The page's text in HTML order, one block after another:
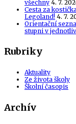
všechny 4. 7.
Cesta za
Legoland! 4. 7.
Orientační
stupni v
Rubriky
Aktuality
Ze života školy
Školní časopis
Archív